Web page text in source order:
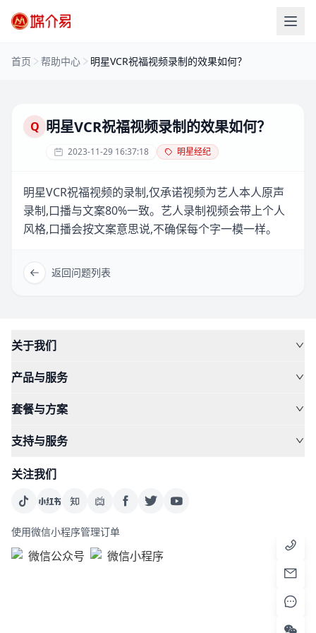
首页 帮助中心 明星VCR祝福视频录制的效果如何？
Q 明星VCR祝福视频录制的效果如何？
2023-11-29 16:37:18 明星经纪
明星VCR祝福视频的录制,仅承诺视频为艺人本人原声
录制,口播与文案80%一致。艺人录制视频会带上个人
风格,口播会按文案意思说,不确保每个字一模一样。
返回问题列表
关于我们
产品与服务
套餐与方案
支持与服务
关注我们
使用微信小程序管理订单